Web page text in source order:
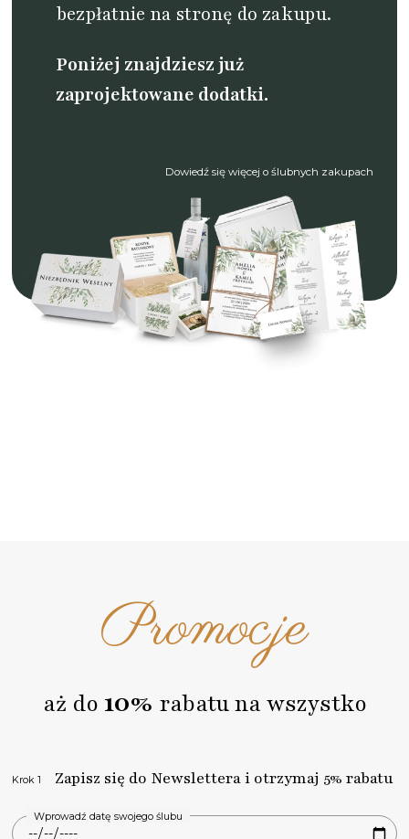
bezpłatnie na stronę do zakupu.
Poniżej znajdziesz już
zaprojektowane dodatki.
Dowiedź się więcej o ślubnych zakupach
Promocje
aż do 10% rabatu na wszystko
Krok 1 Zapisz się do Newslettera i otrzymaj 5% rabatu
Wprowadź datę swojego ślubu